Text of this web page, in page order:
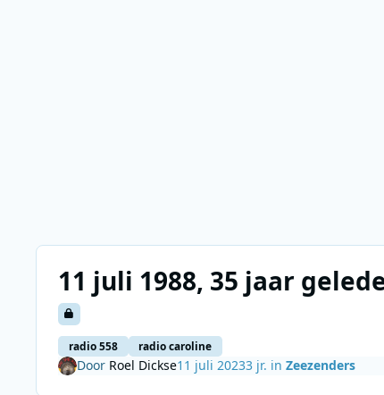
11 juli 1988, 35 jaar
radio 558 radio caroline
Door Roel Dickse11 juli 20233 jr. in Zeezenders